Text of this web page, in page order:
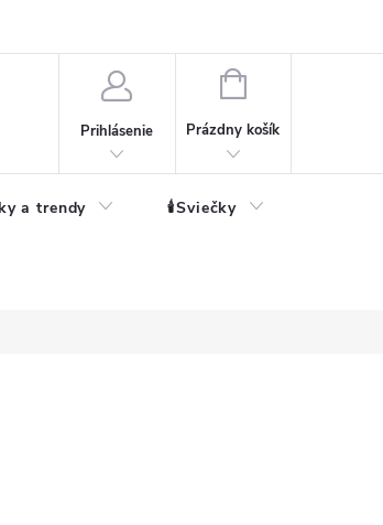
Prihlásenie
NÁKUPNÝ
Prázdny košík
a trendy 🕯️Sviečky